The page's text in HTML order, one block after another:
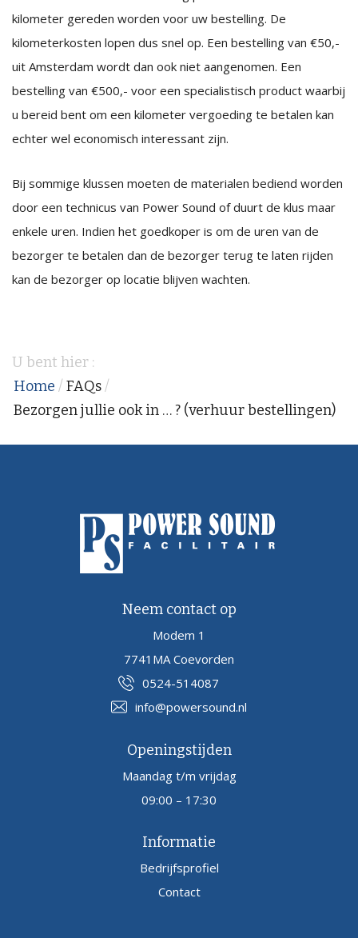
kilometer gereden worden voor uw bestelling. De
kilometerkosten lopen dus snel op. Een bestelling van €50,-
uit Amsterdam wordt dan ook niet aangenomen. Een
bestelling van €500,- voor een specialistisch product waarbij
u bereid bent om een kilometer vergoeding te betalen kan
echter wel economisch interessant zijn.
Bij sommige klussen moeten de materialen bediend worden
door een technicus van Power Sound of duurt de klus maar
enkele uren. Indien het goedkoper is om de uren van de
bezorger te betalen dan de bezorger terug te laten rijden
kan de bezorger op locatie blijven wachten.
U bent hier :
Home / FAQs/
Bezorgen jullie ook in … ? (verhuur bestellingen)
Neem contact op
Modem 1
7741MA Coevorden
0524-514087
info@powersound.nl
Openingstijden
Maandag t/m vrijdag
09:00 – 17:30
Informatie
Bedrijfsprofiel
Contact